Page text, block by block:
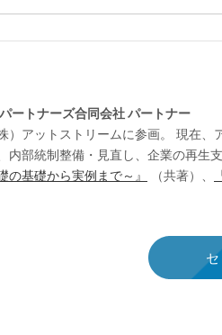
ートナーズ合同会社 パートナー
）アットストリームに参画。 現在
内部統制整備・見直し、企業の再生
の基礎から実例まで～』
（共著）、